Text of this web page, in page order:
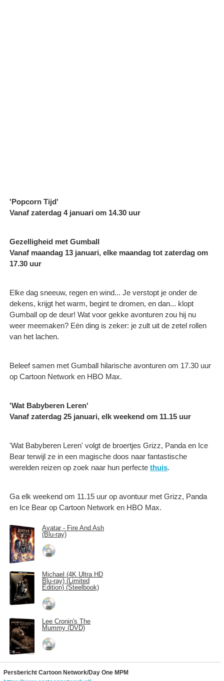
'Popcorn Tijd'
Vanaf zaterdag 4 januari om 14.30 uur
Gezelligheid met Gumball
Vanaf maandag 13 januari, elke maandag tot zaterdag om
17.30 uur
Elke dag sneeuw, regen en wind... Je verstopt je onder de
dekens, krijgt het warm, begint te dromen, en dan... klopt
Gumball op de deur! Wat voor gekke avonturen zou hij nu
weer meemaken? Eén ding is zeker: je zult uit de zetel rollen
van het lachen.
Beleef samen met Gumball hilarische avonturen om 17.30 uur
op Cartoon Network en HBO Max.
'Wat Babyberen Leren'
Vanaf zaterdag 25 januari, elk weekend om 11.15 uur
'Wat Babyberen Leren' volgt de broertjes Grizz, Panda en Ice
Bear terwijl ze in een magische doos naar fantastische
werelden reizen op zoek naar hun perfecte thuis.
Ga elk weekend om 11.15 uur op avontuur met Grizz, Panda
en Ice Bear op Cartoon Network en HBO Max.
Avatar - Fire And Ash
(Blu-ray)
Michael (4K Ultra HD
Blu-ray) (Limited
Edition) (Steelbook)
Lee Cronin's The
Mummy (DVD)
Persbericht Cartoon Network/Day One MPM